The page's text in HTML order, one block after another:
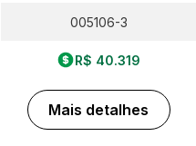
005106-3
R$ 40.319
Mais detalhes